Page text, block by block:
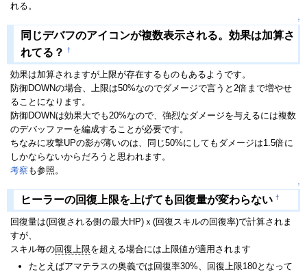
れる。
↑
同じデバフのアイコンが複数表示される。効果は加算さ
れてる？
†
効果は加算されますが上限が存在するものもあるようです。
防御DOWNの場合、上限は50%なのでダメージで言うと2倍まで増やせ
ることになります。
防御DOWNは効果大でも20%なので、強烈なダメージを与えるには複数
のデバッファーを編成することが必要です。
ちなみに攻撃UPの影が薄いのは、同じ50%にしてもダメージは1.5倍に
しかならないからだろうと思われます。
考察 も参照。
↑
ヒーラーの回復上限を上げても回復量が変わらない †
回復量は(回復される側の最大HP)ｘ(回復スキルの回復率)で計算されま
すが、
スキル毎の回復上限を超える場合には上限値が適用されます
たとえばアマテラスの奥義では回復率30%、回復上限180となって